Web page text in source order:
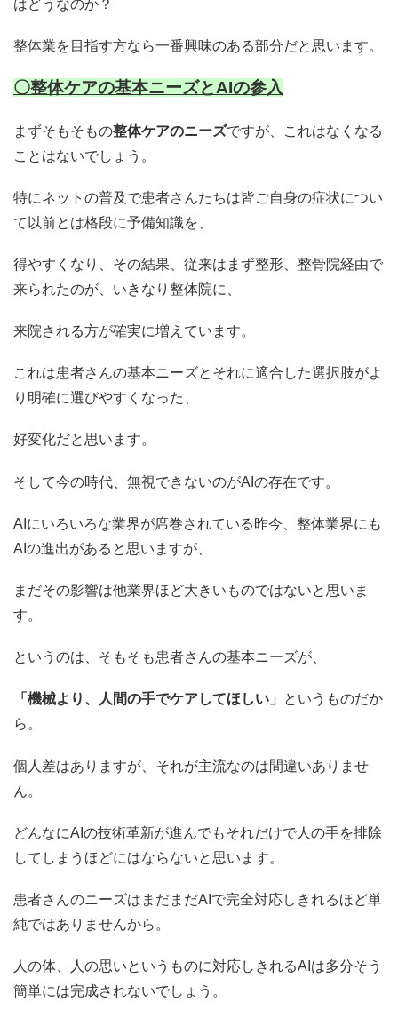
はどうなのか？
整体業を目指す方なら一番興味のある部分だと思います。
〇整体ケアの基本ニーズとAIの参入
まずそもそもの整体ケアのニーズですが、これはなくなる
ことはないでしょう。
特にネットの普及で患者さんたちは皆ご自身の症状につい
て以前とは格段に予備知識を、
得やすくなり、その結果、従来はまず整形、整骨院経由で
来られたのが、いきなり整体院に、
来院される方が確実に増えています。
これは患者さんの基本ニーズとそれに適合した選択肢がよ
り明確に選びやすくなった、
好変化だと思います。
そして今の時代、無視できないのがAIの存在です。
AIにいろいろな業界が席巻されている昨今、整体業界にも
AIの進出があると思いますが、
まだその影響は他業界ほど大きいものではないと思いま
す。
というのは、そもそも患者さんの基本ニーズが、
「機械より、人間の手でケアしてほしい」
というものだか
ら。
個人差はありますが、それが主流なのは間違いありませ
ん。
どんなにAIの技術革新が進んでもそれだけで人の手を排除
してしまうほどにはならないと思います。
患者さんのニーズはまだまだAIで完全対応しきれるほど単
純ではありませんから。
人の体、人の思いというものに対応しきれるAIは多分そう
簡単には完成されないでしょう。